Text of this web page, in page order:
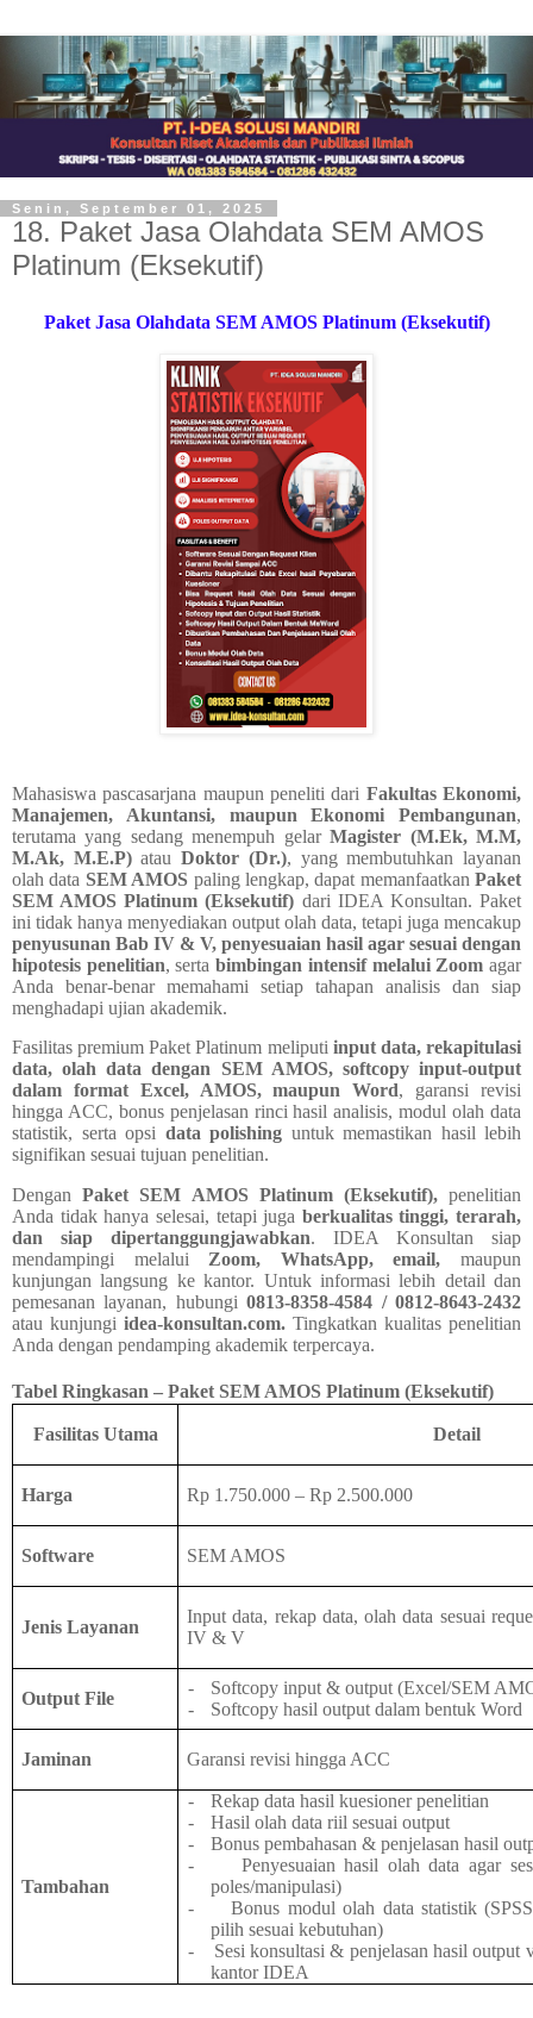
Senin, September 01, 2025
18. Paket Jasa Olahdata SEM AMOS
Platinum (Eksekutif)
Paket Jasa Olahdata SEM AMOS Platinum (Eksekutif)
Mahasiswa pascasarjana maupun peneliti dari Fakultas Ekonomi,
Manajemen, Akuntansi, maupun Ekonomi Pembangunan,
terutama yang sedang menempuh gelarMagister (M.Ek, M.M,
M.Ak, M.E.P)atauDoktor (Dr.), yang membutuhkan layanan
olah data SEM AMOS paling lengkap, dapat memanfaatkan Paket
SEM AMOS Platinum (Eksekutif) dari IDEA Konsultan. Paket
ini tidak hanya menyediakan output olah data, tetapi juga mencakup
penyusunan Bab IV & V, penyesuaian hasil agar sesuai dengan
hipotesis penelitian, sertabimbingan intensif melalui Zoom agar
Anda benar-benar memahami setiap tahapan analisis dan siap
menghadapi ujian akademik.
Fasilitas premium Paket Platinum meliputi input data, rekapitulasi
data, olah data dengan SEM AMOS, softcopy input-output
dalam format Excel, AMOS, maupun Word, garansi revisi
hingga ACC, bonus penjelasan rinci hasil analisis, modul olah data
statistik, serta opsi data polishing untuk memastikan hasil lebih
signifikan sesuai tujuan penelitian.
DenganPaket SEM AMOS Platinum (Eksekutif),penelitian
Anda tidak hanya selesai, tetapi juga berkualitas tinggi, terarah,
dan siap dipertanggungjawabkan. IDEA Konsultan siap
mendampingi melalui Zoom, WhatsApp, email, maupun
kunjungan langsung ke kantor. Untuk informasi lebih detail dan
pemesanan layanan, hubungi0813-8358-4584 / 0812-8643-2432
atau kunjungi idea-konsultan.com. Tingkatkan kualitas penelitian
Anda dengan pendamping akademik terpercaya.
Tabel Ringkasan – Paket SEM AMOS Platinum (Eksekutif)
Fasilitas Utama Detail
Harga Rp 1.750.000 – Rp 2.500.000
Software SEM AMOS
Jenis Layanan
Input data, rekap data, olah data sesuai
IV & V
Output File
-
Softcopy input & output (Excel/SEM
-
Softcopy hasil output dalam bentuk Word
Jaminan Garansi revisi hingga ACC
Tambahan
-
Rekap data hasil kuesioner penelitian
-
Hasil olah data riil sesuai output
-
Bonus pembahasan & penjelasan hasil
-
Penyesuaian hasil olah data agar
poles/manipulasi)
-
Bonus modul olah data statistik
pilih sesuai kebutuhan)
-
Sesi konsultasi & penjelasan hasil output
kantor IDEA